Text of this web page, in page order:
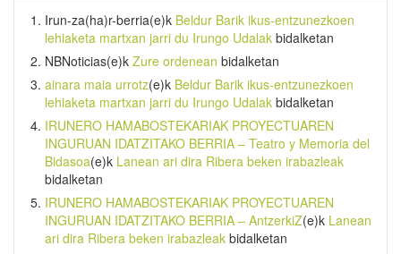
Irun-za(ha)r-berria(e)k Beldur Barik ikus-entzunezkoen
lehiaketa martxan jarri du Irungo Udalak bidalketan
NBNoticias(e)k Zure ordenean bidalketan
ainara maia urrotz(e)k Beldur Barik ikus-entzunezkoen
lehiaketa martxan jarri du Irungo Udalak bidalketan
IRUNERO HAMABOSTEKARIAK PROYECTUAREN
INGURUAN IDATZITAKO BERRIA – Teatro y Memoria del
Bidasoa(e)k Lanean ari dira Ribera beken irabazleak
bidalketan
IRUNERO HAMABOSTEKARIAK PROYECTUAREN
INGURUAN IDATZITAKO BERRIA – AntzerkiZ(e)k Lanean
ari dira Ribera beken irabazleak bidalketan